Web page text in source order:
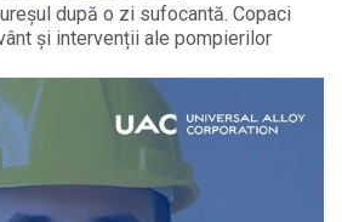
după o zi sufocantă. Copaci
și intervenții ale pompierilor